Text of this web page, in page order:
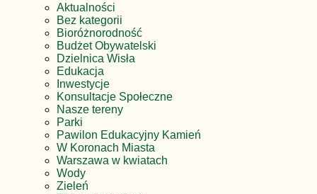
Aktualności
Bez kategorii
Bioróżnorodność
Budżet Obywatelski
Dzielnica Wisła
Edukacja
Inwestycje
Konsultacje Społeczne
Nasze tereny
Parki
Pawilon Edukacyjny Kamień
W Koronach Miasta
Warszawa w kwiatach
Wody
Zieleń